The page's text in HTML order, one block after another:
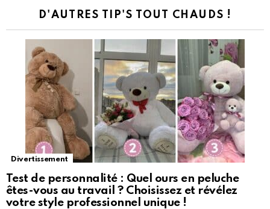
D'AUTRES TIP'S TOUT CHAUDS !
Divertissement
Test de personnalité : Quel ours en peluche
êtes-vous au travail ? Choisissez et révélez
votre style professionnel unique !